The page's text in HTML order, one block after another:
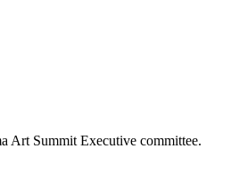
Art Summit Executive committee.